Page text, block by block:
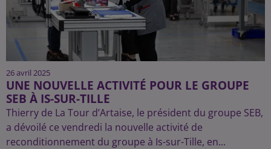
26 avril 2025
UNE NOUVELLE ACTIVITÉ POUR LE GROUPE
SEB À IS-SUR-TILLE
Thierry de La Tour d’Artaise, le président du groupe SEB,
a dévoilé ce vendredi la nouvelle activité de
reconditionnement du groupe à Is-sur-Tille, en...